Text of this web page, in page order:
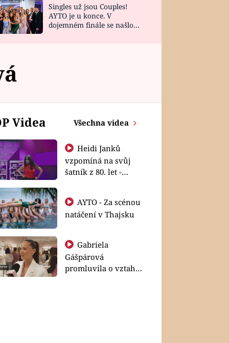
Singles už jsou Couples!
AYTO je u konce. V
dojemném finále se našlo
Videa Všechna videa
Heidi Janků
vzpomíná na svůj
šatník z 80. let -
natáčení v Thajsku
Gabriela
Gášpárová
promluvila o vztahu